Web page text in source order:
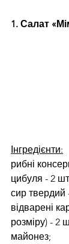
1. Салат
Інгредієнти:
рибні
цибуля - 2
сир твердий
відварені
розміру) - 2
майонез;